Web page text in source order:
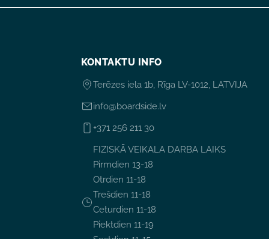
KONTAKTU INFO
Terēzes iela 1b, Rīga LV-1012, LATVIJA
info@boardside.lv
+371 256 211 30
FIZISKĀ VEIKALA DARBA LAIKS
Pirmdien 13-18
Otrdien 11-18
Trešdien 11-18
Ceturdien 11-18
Piektdien 11-19